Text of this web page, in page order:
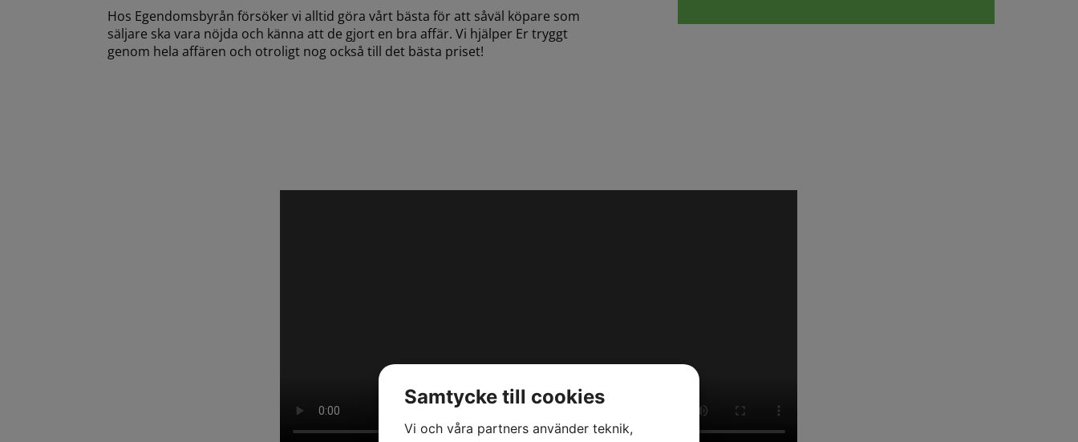
Hos Egendomsbyrån försöker vi alltid göra vårt bästa för att såväl köpare som
säljare ska vara nöjda och känna att de gjort en bra affär. Vi hjälper Er tryggt
genom hela affären och otroligt nog också till det bästa priset!
Samtycke till cookies
Vi och våra partners använder teknik,